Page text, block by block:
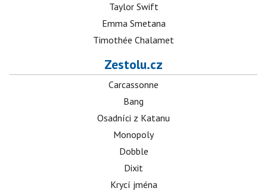
Taylor Swift
Emma Smetana
Timothée Chalamet
Zestolu.cz
Carcassonne
Bang
Osadníci z Katanu
Monopoly
Dobble
Dixit
Krycí jména